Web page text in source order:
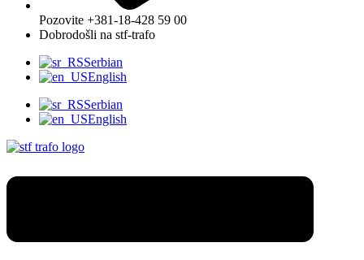
Pozovite +381-18-428 59 00
Dobrodošli na stf-trafo
Serbian
English
Serbian
English